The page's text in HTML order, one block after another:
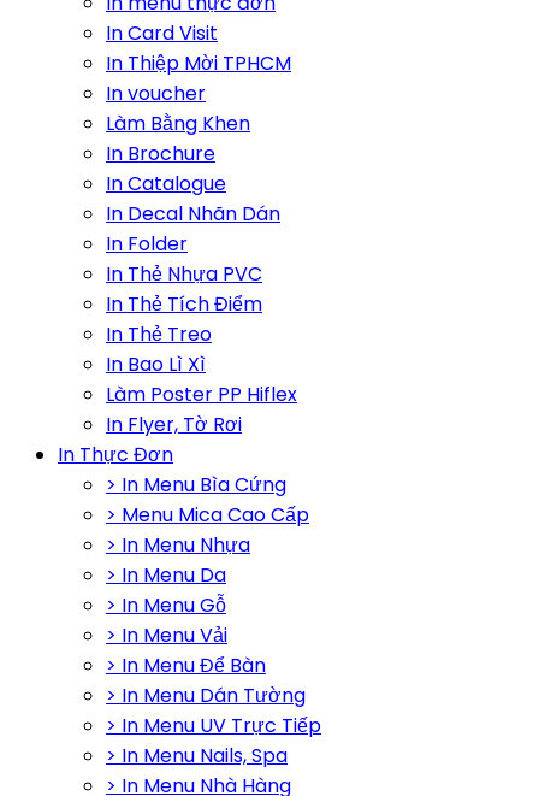
In Card Visit
In Thiệp Mời TPHCM
In voucher
Làm Bằng Khen
In Brochure
In Catalogue
In Decal Nhãn Dán
In Folder
In Thẻ Nhựa PVC
In Thẻ Tích Điểm
In Thẻ Treo
In Bao Lì Xì
Làm Poster PP Hiflex
In Flyer, Tờ Rơi
In Thực Đơn
> In Menu Bìa Cứng
> Menu Mica Cao Cấp
> In Menu Nhựa
> In Menu Da
> In Menu Gỗ
> In Menu Vải
> In Menu Để Bàn
> In Menu Dán Tường
> In Menu UV Trực Tiếp
> In Menu Nails, Spa
> In Menu Nhà Hàng